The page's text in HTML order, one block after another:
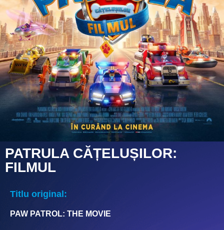
PATRULA CĂȚELUȘILOR:
FILMUL
Titlu original:
PAW PATROL: THE MOVIE